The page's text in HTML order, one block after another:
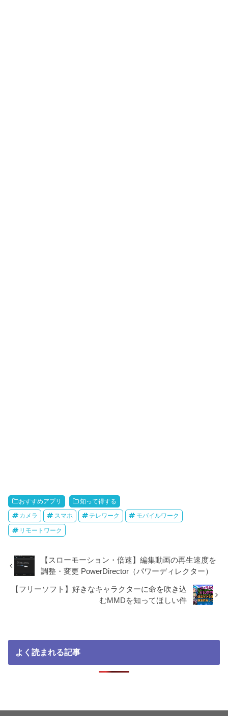
おすすめアプリ 知って得する
カメラ スマホ テレワーク モバイルワーク
リモートワーク
【スローモーション・倍速】編集動画の再生速度を
調整・変更 PowerDirector（パワーディレクター）
【フリーソフト】好きなキャラクターに命を吹き込
むMMDを知ってほしい件
よく読まれる記事